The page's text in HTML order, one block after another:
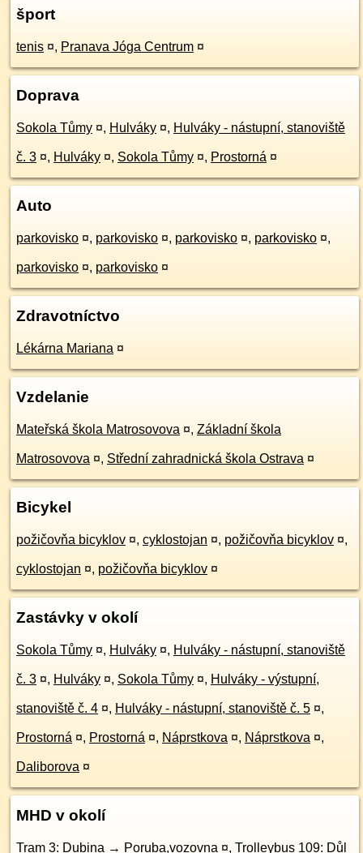
šport
tenis ¤, Pranava Jóga Centrum ¤
Doprava
Sokola Tůmy ¤, Hulváky ¤, Hulváky - nástupní, stanoviště
č. 3 ¤, Hulváky ¤, Sokola Tůmy ¤, Prostorná ¤
Auto
parkovisko ¤, parkovisko ¤, parkovisko ¤, parkovisko ¤,
parkovisko ¤, parkovisko ¤
Zdravotníctvo
Lékárna Mariana ¤
Vzdelanie
Mateřská škola Matrosovova ¤, Základní škola
Matrosovova ¤, Střední zahradnická škola Ostrava ¤
Bicykel
požičovňa bicyklov ¤, cyklostojan ¤, požičovňa bicyklov ¤,
cyklostojan ¤, požičovňa bicyklov ¤
Zastávky v okolí
Sokola Tůmy ¤, Hulváky ¤, Hulváky - nástupní, stanoviště
č. 3 ¤, Hulváky ¤, Sokola Tůmy ¤, Hulváky - výstupní,
stanoviště č. 4 ¤, Hulváky - nástupní, stanoviště č. 5 ¤,
Prostorná ¤, Prostorná ¤, Náprstkova ¤, Náprstkova ¤,
Daliborova ¤
MHD v okolí
Tram 3: Dubina → Poruba,vozovna ¤, Trolleybus 109: Důl